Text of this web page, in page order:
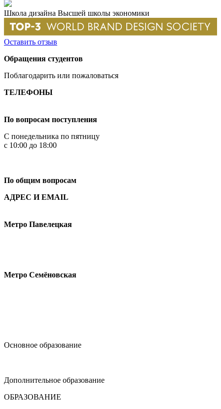
Школа дизайна Высшей школы экономики
Оставить отзыв
Обращения студентов
Поблагодарить или пожаловаться
ТЕЛЕФОНЫ
По вопросам поступления
С понедельника по пятницу
с 10:00 до 18:00
По общим вопросам
АДРЕС И EMAIL
Метро Павелецкая
Метро Семёновская
Основное образование
Дополнительное образование
ОБРАЗОВАНИЕ